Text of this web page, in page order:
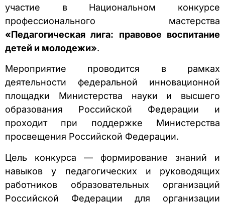
участие в Национальном конкурсе
профессионального мастерства
«Педагогическая лига: правовое воспитание
детей и молодежи».
Мероприятие проводится в рамках
деятельности федеральной инновационной
площадки Министерства науки и высшего
образования Российской Федерации и
проходит при поддержке Министерства
просвещения Российской Федерации.
Цель конкурса — формирование знаний и
навыков у педагогических и руководящих
работников образовательных организаций
Российской Федерации для организации